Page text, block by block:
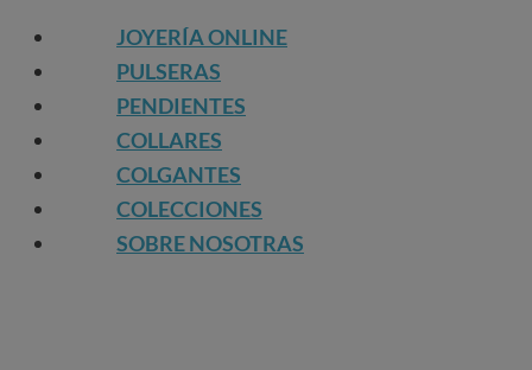
JOYERÍA ONLINE
PULSERAS
PENDIENTES
COLLARES
COLGANTES
COLECCIONES
SOBRE NOSOTRAS